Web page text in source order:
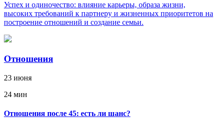
Успех и одиночество: влияние карьеры, образа жизни,
высоких требований к партнеру и жизненных приоритетов на
построение отношений и создание семьи.
Отношения
23 июня
24 мин
Отношения после 45: есть ли шанс?